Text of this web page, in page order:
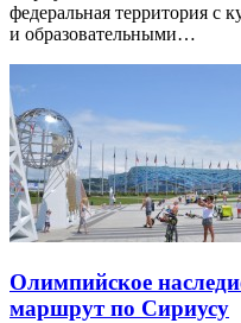
федеральная территория с
и образовательными…
Олимпийское
маршрут по Сириусу